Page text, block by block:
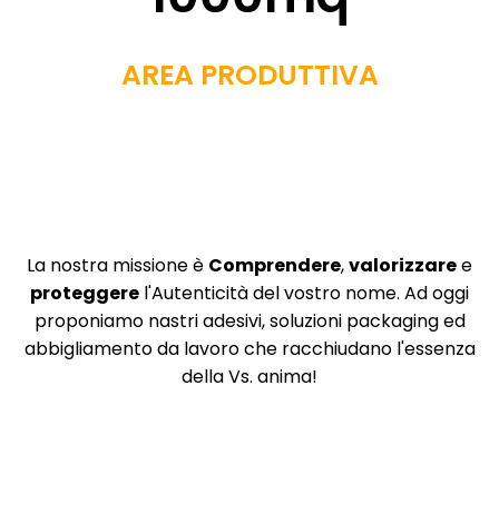
AREA PRODUTTIVA
La nostra missione è Comprendere,valorizzaree
proteggere l'Autenticità del vostro nome. Ad oggi
proponiamo nastri adesivi, soluzioni packaging ed
abbigliamento da lavoro che racchiudano l'essenza
della Vs. anima!